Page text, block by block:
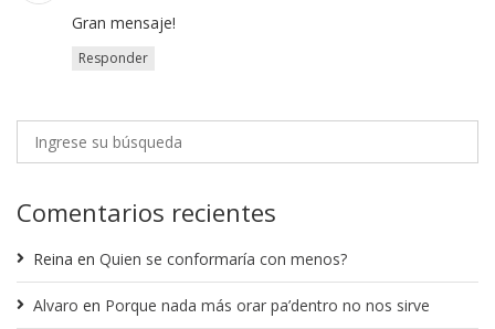
Gran mensaje!
Responder
Comentarios recientes
Reina en Quien se conformaría con menos?
Alvaro en Porque nada más orar pa’dentro no nos sirve